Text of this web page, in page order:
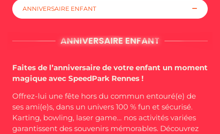
ANNIVERSAIRE ENFANT
ANNIVERSAIRE ENFANT
Faites de l’anniversaire de votre enfant un moment
magique avec SpeedPark Rennes !
Offrez-lui une fête hors du commun entouré(e) de
ses ami(e)s, dans un univers 100 % fun et sécurisé.
Karting, bowling, laser game… nos activités variées
garantissent des souvenirs mémorables. Découvrez